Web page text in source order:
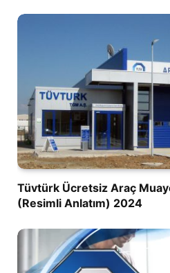
Tüvtürk Ücretsiz Araç
(Resimli Anlatım) 2024